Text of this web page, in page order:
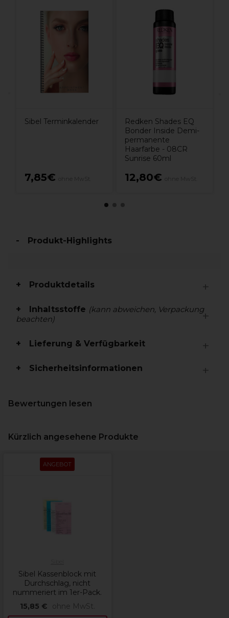
Sibel Terminkalender
7,85€
Redken Shades EQ
Bonder Inside Demi-
permanente
Haarfarbe - 08CR
Sunrise 60ml
12,80€
Produkt-Highlights
Produktdetails
Inhaltsstoffe (kann abweichen, Verpackung
beachten)
Lieferung & Verfügbarkeit
Sicherheitsinformationen
Bewertungen lesen
Kürzlich angesehene Produkte
ANGEBOT
Sibel Kassenblock mit
Durchschlag, nicht
nummeriert im 1er-Pack.
15,85 €
ohne MwSt.